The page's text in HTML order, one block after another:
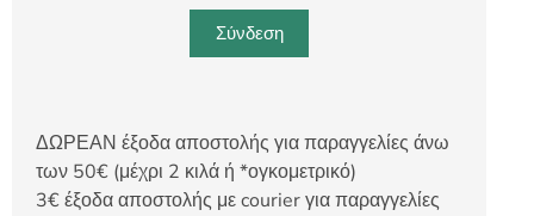
Σύνδεση
ΔΩΡΕΑΝ έξοδα αποστολής για παραγγελίες άνω
των 50€ (μέχρι 2 κιλά ή *ογκομετρικό)
3€ έξοδα αποστολής με courier για παραγγελίες